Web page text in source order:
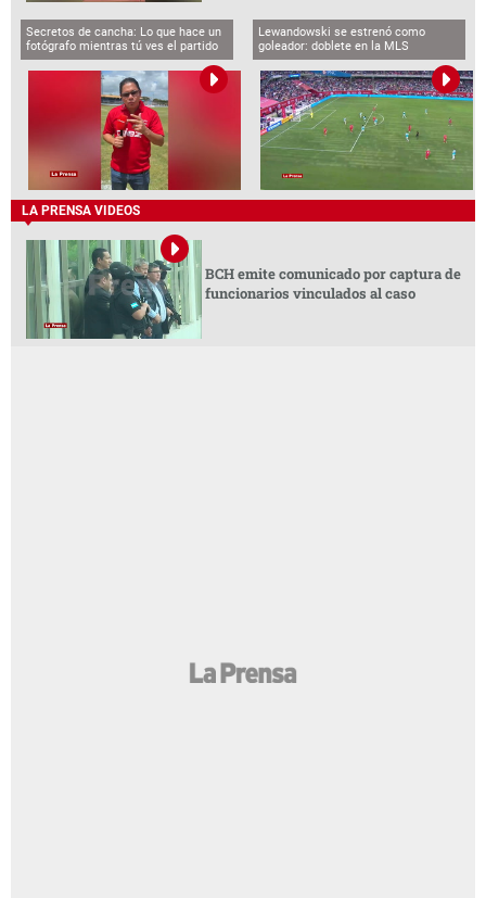
Secretos de cancha: Lo que hace un
fotógrafo mientras tú ves el partido
Lewandowski se estrenó como
goleador: doblete en la MLS
LA PRENSA VIDEOS
BCH emite comunicado por captura de
funcionarios vinculados al caso